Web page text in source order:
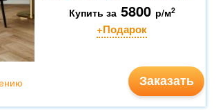
Купить за 5800 р/м2
+Подарок
Заказать